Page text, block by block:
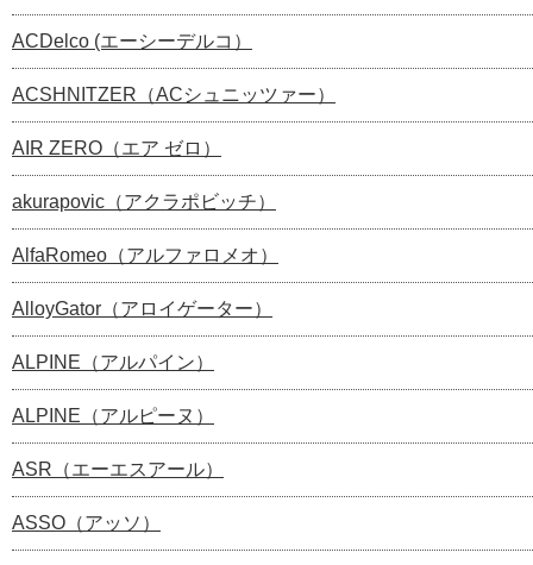
ACDelco (エーシーデルコ）
ACSHNITZER（ACシュニッツァー）
AIR ZERO（エア ゼロ）
akurapovic（アクラポビッチ）
AlfaRomeo（アルファロメオ）
AlloyGator（アロイゲーター）
ALPINE（アルパイン）
ALPINE（アルピーヌ）
ASR（エーエスアール）
ASSO（アッソ）